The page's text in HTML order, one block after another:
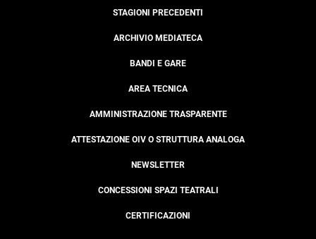
STAGIONI PRECEDENTI
ARCHIVIO MEDIATECA
BANDI E GARE
AREA TECNICA
AMMINISTRAZIONE TRASPARENTE
ATTESTAZIONE OIV O STRUTTURA ANALOGA
NEWSLETTER
CONCESSIONI SPAZI TEATRALI
CERTIFICAZIONI